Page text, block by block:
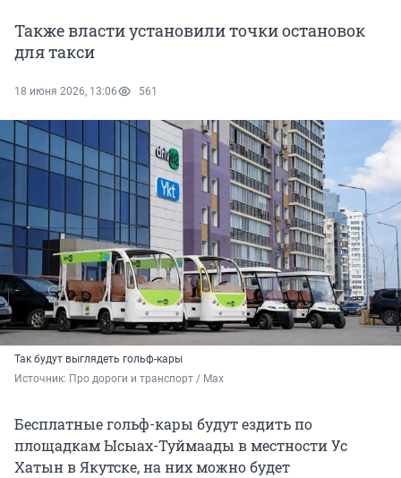
Также власти установили точки остановок
для такси
18 июня 2026, 13:06 561
Так будут выглядеть гольф-кары
Источник: Про дороги и транспорт / Max
Бесплатные гольф-кары будут ездить по
площадкам Ысыах-Туймаады в местности Ус
Хатын в Якутске, на них можно будет